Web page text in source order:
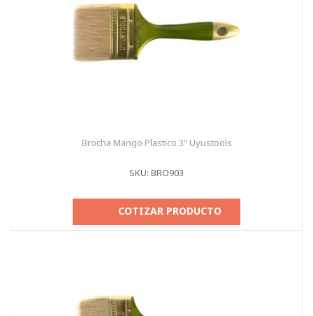
Brocha Mango Plastico 3" Uyustools
SKU: BRO903
COTIZAR PRODUCTO